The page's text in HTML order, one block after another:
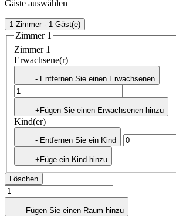
Gäste auswählen
1 Zimmer - 1 Gäst(e)
Zimmer 1
Zimmer 1
Erwachsene(r)
- Entfernen Sie einen Erwachsenen
+Fügen Sie einen Erwachsenen hinzu
Kind(er)
- Entfernen Sie ein Kind
+Füge ein Kind hinzu
Löschen
Fügen Sie einen Raum hinzu